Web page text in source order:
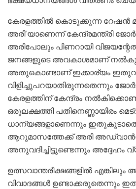
കേരളത്തില്‍ കൊടുക്കുന്ന റേഷന്‍
അരി’യാണെന്ന് കേന്ദ്രമന്ത്രി
അരിപോലും പിണറായി
ജനങ്ങളുടെ അവകാശമാണ്
അതുകൊണ്ടാണ് ഇക്കാര്യം
വിളിച്ചുപറയാതിരുന്നതെന്നും
കേരളത്തിന് കേന്ദ്രം
ഒരുലക്ഷത്തി പതിനെണ്ണായിരം
ധാന്യങ്ങളാണെന്നും
ആറുമാസത്തേക്ക് അരി
അനുവദിച്ചിട്ടുണ്ടെന്നും അദ്ദേഹം
ഉത്സവാന്തരീക്ഷങ്ങളില്‍
വിവാദങ്ങള്‍ ഉണ്ടാക്കരുതെന്നും